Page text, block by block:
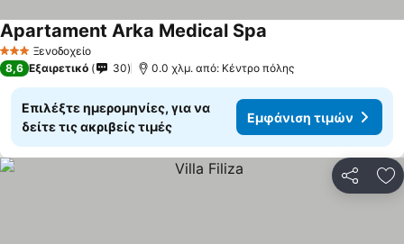
3 ΑστέριαΞενοδοχείο
Apartament Arka Medical Spa
8,6 Εξαιρετικό 30 0.0 χλμ. από: Κέντρο πόλης
Επιλέξτε ημερομηνίες, για να
δείτε τις ακριβείς τιμές
Εμφάνιση τιμών